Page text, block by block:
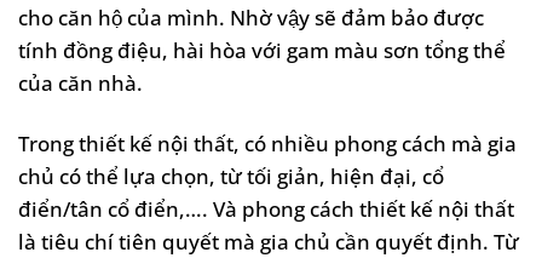
cho căn hộ của mình. Nhờ vậy sẽ đảm bảo được
tính đồng điệu, hài hòa với gam màu sơn tổng thể
của căn nhà.
Trong thiết kế nội thất, có nhiều phong cách mà gia
chủ có thể lựa chọn, từ tối giản, hiện đại, cổ
điển/tân cổ điển,…. Và phong cách thiết kế nội thất
là tiêu chí tiên quyết mà gia chủ cần quyết định. Từ